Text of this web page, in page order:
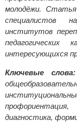
молодёжи. Статья
специалистов
институтов
педагогических
интересующихся
Ключевые
диагностика,